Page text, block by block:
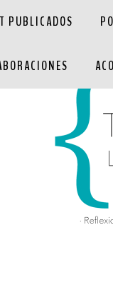
PUBLICADOS